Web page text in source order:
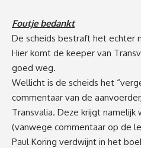
Foutje bedankt
De scheids bestraft het echter
Hier komt de keeper van
goed weg.
Wellicht is de scheids het
commentaar van de
Transvalia. Deze krijgt
(vanwege commentaar op de
Paul Koring verdwijnt in het